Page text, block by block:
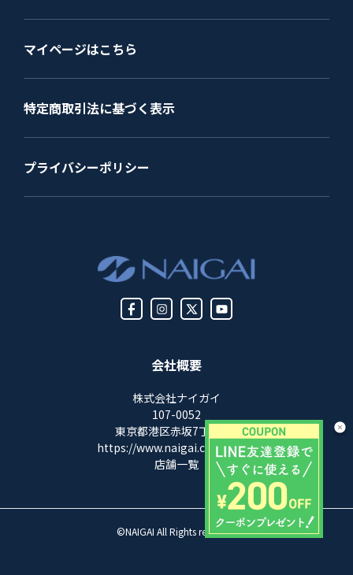
会社概要
株式会社ナイガイ
107-0052
東京都港区赤坂7丁目8-5
https://www.naigai.co.jp/corp/
店舗一覧
マイページはこちら
特定商取引法に基づく表示
プライバシーポリシー
©NAIGAI All Rights reserved.